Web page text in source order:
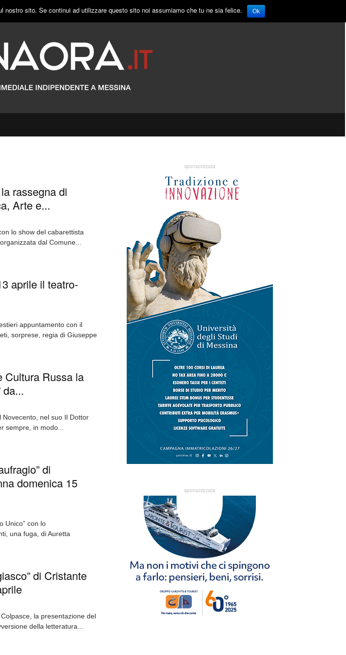
rassegna di
Arte e...
lo show del cabarettista
dal Comune...
aprile il teatro-
appuntamento con il
sorprese, regia di Giuseppe
Cultura Russa la
da...
nel suo Il Dottor
sempre, in modo...
di
domenica 15
Unico” con lo
una fuga, di Auretta
di Cristante
la presentazione del
della letteratura...
sponsorizzata
sponsorizzata
sito. Se continui ad utilizzare questo sito noi assumiamo che tu ne sia felice. Ok